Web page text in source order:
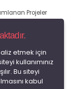
Projeler
etmek için
kullanımınız
Bu siteyi
kabul